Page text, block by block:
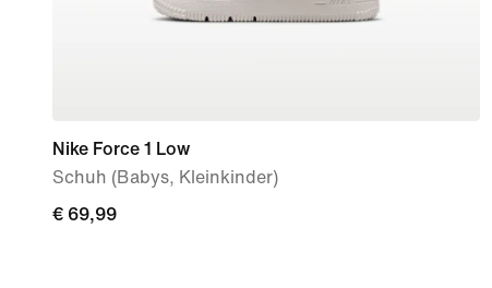
Nike Force 1 Low
Schuh (Babys, Kleinkinder)
€ 69,99
€ 69,99